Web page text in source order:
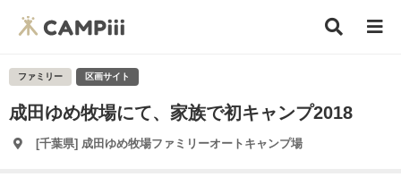
ファミリー 区画サイト
成田ゆめ牧場にて、家族で初キャンプ2018
[千葉県] 成田ゆめ牧場ファミリーオートキャンプ場